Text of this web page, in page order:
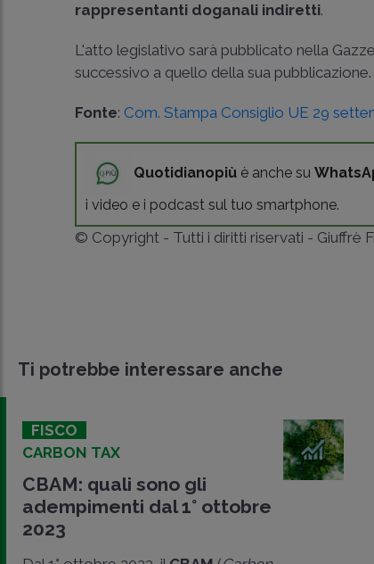
rappresentanti doganali indiretti.
L'atto legislativo sarà pubblicato nella
successivo a quello della sua pubblicazione.
Fonte: Com. Stampa Consiglio UE 29
Quotidianopiù è anche su
i video e i podcast sul tuo smartphone.
© Copyright - Tutti i diritti riservati - Giuffrè
Ti potrebbe interessare anche
FISCO
CARBON TAX
CBAM: quali sono gli
adempimenti dal 1° ottobre
2023